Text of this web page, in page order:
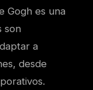
Gogh es una
son
a
desde